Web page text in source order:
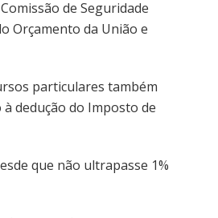
de Seguridade
Orçamento da União e
particulares também
dedução do Imposto de
que não ultrapasse 1%